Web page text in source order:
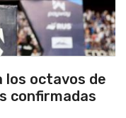
octavos de